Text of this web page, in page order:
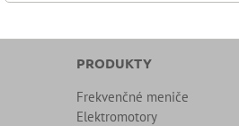
PRODUKTY
Frekvenčné meniče
Elektromotory